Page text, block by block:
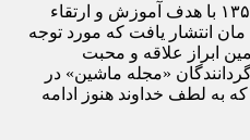
«مجله ماشین» از مهرماه سال ۱۳۵۸ با هدف آموزش و ارتقاء
انتشار یافت که مورد توجه
ابراز علاقه و محبت
«مجله ماشین» در
به لطف خداوند هنوز ادامه